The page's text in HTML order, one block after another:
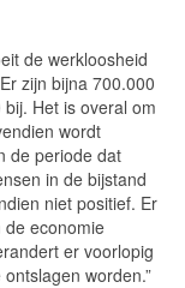
de werkloosheid
zijn bijna 700.000
Het is overal om
wordt
de periode dat
in de bijstand
niet positief. Er
de economie
er voorlopig
worden.”